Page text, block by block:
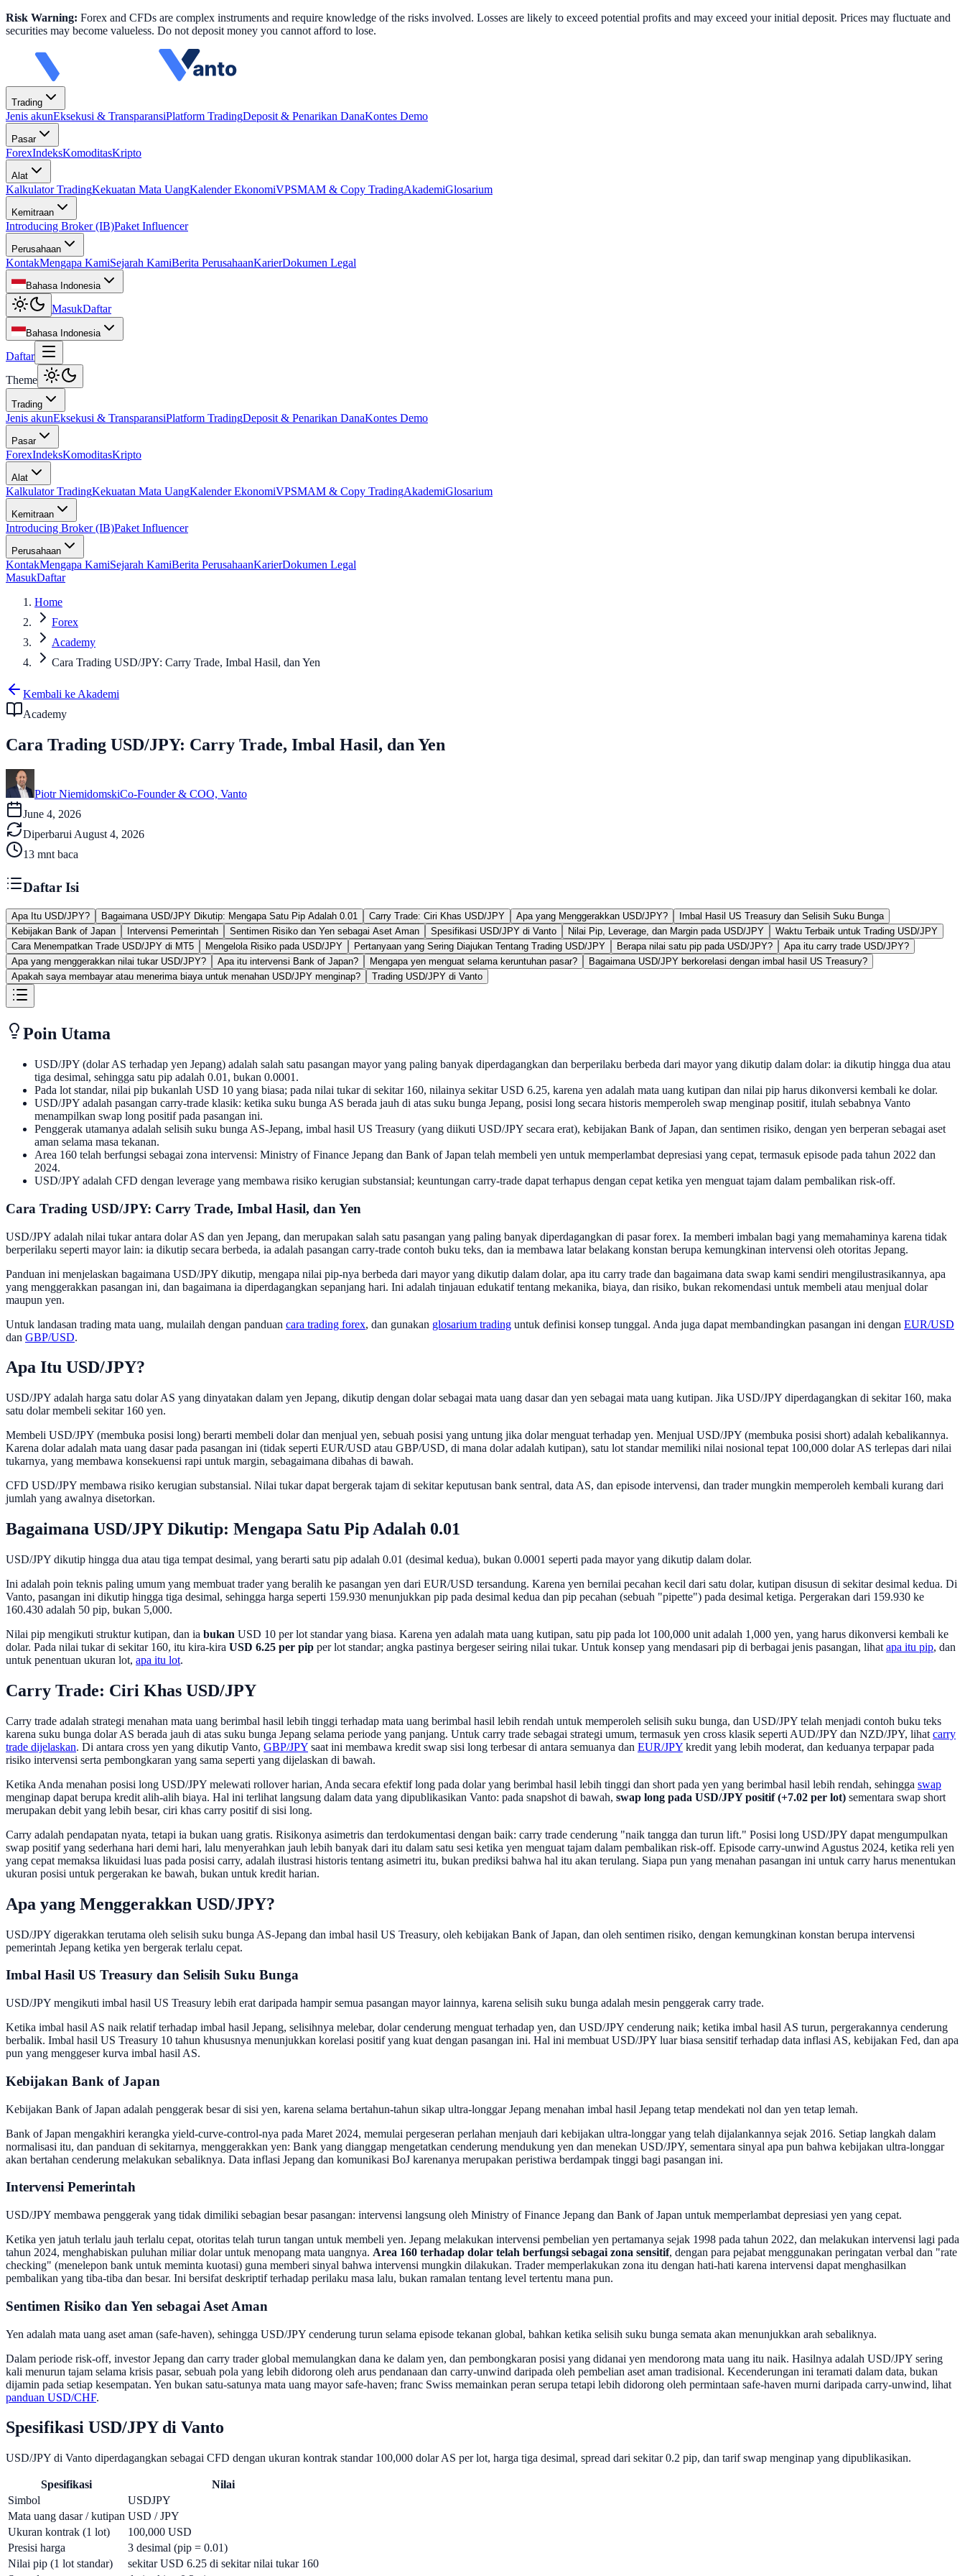
Risk Warning: Forex and CFDs are complex instruments and require knowledge of the risks involved. Losses are likely to exceed potential profits and may exceed your initial deposit. Prices may fluctuate and
securities may become valueless. Do not deposit money you cannot afford to lose.
Trading
Jenis akunEksekusi & TransparansiPlatform TradingDeposit & Penarikan DanaKontes Demo
Pasar
ForexIndeksKomoditasKripto
Alat
Kalkulator TradingKekuatan Mata UangKalender EkonomiVPSMAM & Copy TradingAkademiGlosarium
Kemitraan
Introducing Broker (IB)Paket Influencer
Perusahaan
KontakMengapa KamiSejarah KamiBerita PerusahaanKarierDokumen Legal
Bahasa Indonesia
MasukDaftar
Bahasa Indonesia
Daftar
Theme
Trading
Jenis akunEksekusi & TransparansiPlatform TradingDeposit & Penarikan DanaKontes Demo
Pasar
ForexIndeksKomoditasKripto
Alat
Kalkulator TradingKekuatan Mata UangKalender EkonomiVPSMAM & Copy TradingAkademiGlosarium
Kemitraan
Introducing Broker (IB)Paket Influencer
Perusahaan
KontakMengapa KamiSejarah KamiBerita PerusahaanKarierDokumen Legal
MasukDaftar
Home
Forex
Academy
Cara Trading USD/JPY: Carry Trade, Imbal Hasil, dan Yen
Kembali ke Akademi
Academy
Cara Trading USD/JPY: Carry Trade, Imbal Hasil, dan Yen
Piotr NiemidomskiCo-Founder & COO, Vanto
June 4, 2026
Diperbarui August 4, 2026
13 mnt baca
Daftar Isi
Apa Itu USD/JPY? Bagaimana USD/JPY Dikutip: Mengapa Satu Pip Adalah 0.01 Carry Trade: Ciri Khas USD/JPY Apa yang Menggerakkan USD/JPY?
Imbal Hasil US Treasury dan Selisih Suku Bunga
Kebijakan Bank of Japan
Intervensi Pemerintah Sentimen Risiko dan Yen sebagai Aset Aman Spesifikasi USD/JPY di Vanto Nilai Pip, Leverage, dan Margin pada USD/JPY
Waktu Terbaik untuk Trading USD/JPY
Cara Menempatkan Trade USD/JPY di MT5
Mengelola Risiko pada USD/JPY Pertanyaan yang Sering Diajukan Tentang Trading USD/JPY Berapa nilai satu pip pada USD/JPY?
Apa itu carry trade USD/JPY?
Apa yang menggerakkan nilai tukar USD/JPY?
Apa itu intervensi Bank of Japan? Mengapa yen menguat selama keruntuhan pasar?
Bagaimana USD/JPY berkorelasi dengan imbal hasil US Treasury?
Apakah saya membayar atau menerima biaya untuk menahan USD/JPY menginap?
Trading USD/JPY di Vanto
Poin Utama
USD/JPY (dolar AS terhadap yen Jepang) adalah salah satu pasangan mayor yang paling banyak diperdagangkan dan berperilaku berbeda dari mayor yang dikutip dalam dolar: ia dikutip hingga dua atau
tiga desimal, sehingga satu pip adalah 0.01, bukan 0.0001.
Pada lot standar, nilai pip bukanlah USD 10 yang biasa; pada nilai tukar di sekitar 160, nilainya sekitar USD 6.25, karena yen adalah mata uang kutipan dan nilai pip harus dikonversi kembali ke dolar.
USD/JPY adalah pasangan carry-trade klasik: ketika suku bunga AS berada jauh di atas suku bunga Jepang, posisi long secara historis memperoleh swap menginap positif, itulah sebabnya Vanto
menampilkan swap long positif pada pasangan ini.
Penggerak utamanya adalah selisih suku bunga AS-Jepang, imbal hasil US Treasury (yang diikuti USD/JPY secara erat), kebijakan Bank of Japan, dan sentimen risiko, dengan yen berperan sebagai aset
aman selama masa tekanan.
Area 160 telah berfungsi sebagai zona intervensi: Ministry of Finance Jepang dan Bank of Japan telah membeli yen untuk memperlambat depresiasi yang cepat, termasuk episode pada tahun 2022 dan
2024.
USD/JPY adalah CFD dengan leverage yang membawa risiko kerugian substansial; keuntungan carry-trade dapat terhapus dengan cepat ketika yen menguat tajam dalam pembalikan risk-off.
Cara Trading USD/JPY: Carry Trade, Imbal Hasil, dan Yen
USD/JPY adalah nilai tukar antara dolar AS dan yen Jepang, dan merupakan salah satu pasangan yang paling banyak diperdagangkan di pasar forex. Ia memberi imbalan bagi yang memahaminya karena tidak
berperilaku seperti mayor lain: ia dikutip secara berbeda, ia adalah pasangan carry-trade contoh buku teks, dan ia membawa latar belakang konstan berupa kemungkinan intervensi oleh otoritas Jepang.
Panduan ini menjelaskan bagaimana USD/JPY dikutip, mengapa nilai pip-nya berbeda dari mayor yang dikutip dalam dolar, apa itu carry trade dan bagaimana data swap kami sendiri mengilustrasikannya, apa
yang menggerakkan pasangan ini, dan bagaimana ia diperdagangkan sepanjang hari. Ini adalah tinjauan edukatif tentang mekanika, biaya, dan risiko, bukan rekomendasi untuk membeli atau menjual dolar
maupun yen.
Untuk landasan trading mata uang, mulailah dengan panduan cara trading forex, dan gunakan glosarium trading untuk definisi konsep tunggal. Anda juga dapat membandingkan pasangan ini dengan EUR/USD
dan GBP/USD.
Apa Itu USD/JPY?
USD/JPY adalah harga satu dolar AS yang dinyatakan dalam yen Jepang, dikutip dengan dolar sebagai mata uang dasar dan yen sebagai mata uang kutipan. Jika USD/JPY diperdagangkan di sekitar 160, maka
satu dolar membeli sekitar 160 yen.
Membeli USD/JPY (membuka posisi long) berarti membeli dolar dan menjual yen, sebuah posisi yang untung jika dolar menguat terhadap yen. Menjual USD/JPY (membuka posisi short) adalah kebalikannya.
Karena dolar adalah mata uang dasar pada pasangan ini (tidak seperti EUR/USD atau GBP/USD, di mana dolar adalah kutipan), satu lot standar memiliki nilai nosional tepat 100,000 dolar AS terlepas dari nilai
tukarnya, yang membawa konsekuensi rapi untuk margin, sebagaimana dibahas di bawah.
CFD USD/JPY membawa risiko kerugian substansial. Nilai tukar dapat bergerak tajam di sekitar keputusan bank sentral, data AS, dan episode intervensi, dan trader mungkin memperoleh kembali kurang dari
jumlah yang awalnya disetorkan.
Bagaimana USD/JPY Dikutip: Mengapa Satu Pip Adalah 0.01
USD/JPY dikutip hingga dua atau tiga tempat desimal, yang berarti satu pip adalah 0.01 (desimal kedua), bukan 0.0001 seperti pada mayor yang dikutip dalam dolar.
Ini adalah poin teknis paling umum yang membuat trader yang beralih ke pasangan yen dari EUR/USD tersandung. Karena yen bernilai pecahan kecil dari satu dolar, kutipan disusun di sekitar desimal kedua. Di
Vanto, pasangan ini dikutip hingga tiga desimal, sehingga harga seperti 159.930 menunjukkan pip pada desimal kedua dan pip pecahan (sebuah "pipette") pada desimal ketiga. Pergerakan dari 159.930 ke
160.430 adalah 50 pip, bukan 5,000.
Nilai pip mengikuti struktur kutipan, dan ia bukan USD 10 per lot standar yang biasa. Karena yen adalah mata uang kutipan, satu pip pada lot 100,000 unit adalah 1,000 yen, yang harus dikonversi kembali ke
dolar. Pada nilai tukar di sekitar 160, itu kira-kira USD 6.25 per pip per lot standar; angka pastinya bergeser seiring nilai tukar. Untuk konsep yang mendasari pip di berbagai jenis pasangan, lihat apa itu pip, dan
untuk penentuan ukuran lot, apa itu lot.
Carry Trade: Ciri Khas USD/JPY
Carry trade adalah strategi menahan mata uang berimbal hasil lebih tinggi terhadap mata uang berimbal hasil lebih rendah untuk memperoleh selisih suku bunga, dan USD/JPY telah menjadi contoh buku teks
karena suku bunga dolar AS berada jauh di atas suku bunga Jepang selama periode yang panjang. Untuk carry trade sebagai strategi umum, termasuk yen cross klasik seperti AUD/JPY dan NZD/JPY, lihat carry
trade dijelaskan. Di antara cross yen yang dikutip Vanto, GBP/JPY saat ini membawa kredit swap sisi long terbesar di antara semuanya dan EUR/JPY kredit yang lebih moderat, dan keduanya terpapar pada
risiko intervensi serta pembongkaran yang sama seperti yang dijelaskan di bawah.
Ketika Anda menahan posisi long USD/JPY melewati rollover harian, Anda secara efektif long pada dolar yang berimbal hasil lebih tinggi dan short pada yen yang berimbal hasil lebih rendah, sehingga swap
menginap dapat berupa kredit alih-alih biaya. Hal ini terlihat langsung dalam data yang dipublikasikan Vanto: pada snapshot di bawah, swap long pada USD/JPY positif (+7.02 per lot) sementara swap short
merupakan debit yang lebih besar, ciri khas carry positif di sisi long.
Carry adalah pendapatan nyata, tetapi ia bukan uang gratis. Risikonya asimetris dan terdokumentasi dengan baik: carry trade cenderung "naik tangga dan turun lift." Posisi long USD/JPY dapat mengumpulkan
swap positif yang sederhana hari demi hari, lalu menyerahkan jauh lebih banyak dari itu dalam satu sesi ketika yen menguat tajam dalam pembalikan risk-off. Episode carry-unwind Agustus 2024, ketika reli yen
yang cepat memaksa likuidasi luas pada posisi carry, adalah ilustrasi historis tentang asimetri itu, bukan prediksi bahwa hal itu akan terulang. Siapa pun yang menahan pasangan ini untuk carry harus menentukan
ukuran posisi untuk pergerakan ke bawah, bukan untuk kredit harian.
Apa yang Menggerakkan USD/JPY?
USD/JPY digerakkan terutama oleh selisih suku bunga AS-Jepang dan imbal hasil US Treasury, oleh kebijakan Bank of Japan, dan oleh sentimen risiko, dengan kemungkinan konstan berupa intervensi
pemerintah Jepang ketika yen bergerak terlalu cepat.
Imbal Hasil US Treasury dan Selisih Suku Bunga
USD/JPY mengikuti imbal hasil US Treasury lebih erat daripada hampir semua pasangan mayor lainnya, karena selisih suku bunga adalah mesin penggerak carry trade.
Ketika imbal hasil AS naik relatif terhadap imbal hasil Jepang, selisihnya melebar, dolar cenderung menguat terhadap yen, dan USD/JPY cenderung naik; ketika imbal hasil AS turun, pergerakannya cenderung
berbalik. Imbal hasil US Treasury 10 tahun khususnya menunjukkan korelasi positif yang kuat dengan pasangan ini. Hal ini membuat USD/JPY luar biasa sensitif terhadap data inflasi AS, kebijakan Fed, dan apa
pun yang menggeser kurva imbal hasil AS.
Kebijakan Bank of Japan
Kebijakan Bank of Japan adalah penggerak besar di sisi yen, karena selama bertahun-tahun sikap ultra-longgar Jepang menahan imbal hasil Jepang tetap mendekati nol dan yen tetap lemah.
Bank of Japan mengakhiri kerangka yield-curve-control-nya pada Maret 2024, memulai pergeseran perlahan menjauh dari kebijakan ultra-longgar yang telah dijalankannya sejak 2016. Setiap langkah dalam
normalisasi itu, dan panduan di sekitarnya, menggerakkan yen: Bank yang dianggap mengetatkan cenderung mendukung yen dan menekan USD/JPY, sementara sinyal apa pun bahwa kebijakan ultra-longgar
akan bertahan cenderung melakukan sebaliknya. Data inflasi Jepang dan komunikasi BoJ karenanya merupakan peristiwa berdampak tinggi bagi pasangan ini.
Intervensi Pemerintah
USD/JPY membawa penggerak yang tidak dimiliki sebagian besar pasangan: intervensi langsung oleh Ministry of Finance Jepang dan Bank of Japan untuk memperlambat depresiasi yen yang cepat.
Ketika yen jatuh terlalu jauh terlalu cepat, otoritas telah turun tangan untuk membeli yen. Jepang melakukan intervensi pembelian yen pertamanya sejak 1998 pada tahun 2022, dan melakukan intervensi lagi pada
tahun 2024, menghabiskan puluhan miliar dolar untuk menopang mata uangnya. Area 160 terhadap dolar telah berfungsi sebagai zona sensitif, dengan para pejabat menggunakan peringatan verbal dan "rate
checking" (menelepon bank untuk meminta kuotasi) guna memberi sinyal bahwa intervensi mungkin dilakukan. Trader memperlakukan zona itu dengan hati-hati karena intervensi dapat menghasilkan
pembalikan yang tiba-tiba dan besar. Ini bersifat deskriptif terhadap perilaku masa lalu, bukan ramalan tentang level tertentu mana pun.
Sentimen Risiko dan Yen sebagai Aset Aman
Yen adalah mata uang aset aman (safe-haven), sehingga USD/JPY cenderung turun selama episode tekanan global, bahkan ketika selisih suku bunga semata akan menunjukkan arah sebaliknya.
Dalam periode risk-off, investor Jepang dan carry trader global memulangkan dana ke dalam yen, dan pembongkaran posisi yang didanai yen mendorong mata uang itu naik. Hasilnya adalah USD/JPY sering
kali menurun tajam selama krisis pasar, sebuah pola yang lebih didorong oleh arus pendanaan dan carry-unwind daripada oleh pembelian aset aman tradisional. Kecenderungan ini teramati dalam data, bukan
dijamin pada setiap kesempatan. Yen bukan satu-satunya mata uang mayor safe-haven; franc Swiss memainkan peran serupa tetapi lebih didorong oleh permintaan safe-haven murni daripada carry-unwind, lihat
panduan USD/CHF.
Spesifikasi USD/JPY di Vanto
USD/JPY di Vanto diperdagangkan sebagai CFD dengan ukuran kontrak standar 100,000 dolar AS per lot, harga tiga desimal, spread dari sekitar 0.2 pip, dan tarif swap menginap yang dipublikasikan.
Spesifikasi
Nilai
Simbol
USDJPY
Mata uang dasar / kutipan USD / JPY
Ukuran kontrak (1 lot)
100,000 USD
Presisi harga
3 desimal (pip = 0.01)
Nilai pip (1 lot standar)
sekitar USD 6.25 di sekitar nilai tukar 160